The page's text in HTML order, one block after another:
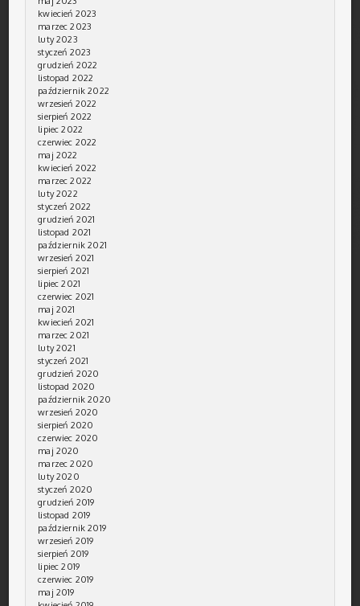
kwiecień 2023
marzec 2023
luty 2023
styczeń 2023
grudzień 2022
listopad 2022
październik 2022
wrzesień 2022
sierpień 2022
lipiec 2022
czerwiec 2022
maj 2022
kwiecień 2022
marzec 2022
luty 2022
styczeń 2022
grudzień 2021
listopad 2021
październik 2021
wrzesień 2021
sierpień 2021
lipiec 2021
czerwiec 2021
maj 2021
kwiecień 2021
marzec 2021
luty 2021
styczeń 2021
grudzień 2020
listopad 2020
październik 2020
wrzesień 2020
sierpień 2020
czerwiec 2020
maj 2020
marzec 2020
luty 2020
styczeń 2020
grudzień 2019
listopad 2019
październik 2019
wrzesień 2019
sierpień 2019
lipiec 2019
czerwiec 2019
maj 2019